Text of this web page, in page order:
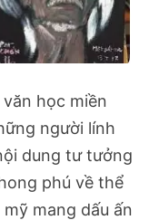
học miền
người lính
dung tư tưởng
phú về thể
mang dấu ấn